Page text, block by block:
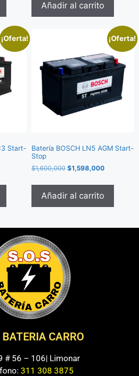
Añadir al carrito
¡Oferta!
Start-
¡Oferta!
Batería BOSCH LN5 AGM Start-
Stop
$1,600,000 $1,598,000
Añadir al carrito
BATERIA CARRO
# 56 – 106| Limonar
311 308 3875